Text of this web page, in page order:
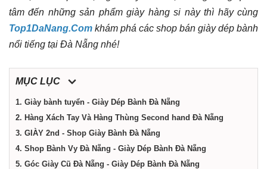
Nẵng
tâm đến những sản phẩm giày hàng si này thì hãy cùng
Top1DaNang.Com khám phá các shop bán giày dép bành
nổi tiếng tại Đà Nẵng nhé!
MỤC LỤC
1. Giày bành tuyển - Giày Dép Bành Đà Nẵng
2. Hàng Xách Tay Và Hàng Thùng Second hand Đà Nẵng
3. GIÀY 2nd - Shop Giày Bành Đà Nẵng
4. Shop Bành Vy Đà Nẵng - Giày Dép Bành Đà Nẵng
5. Góc Giày Cũ Đà Nẵng - Giày Dép Bành Đà Nẵng